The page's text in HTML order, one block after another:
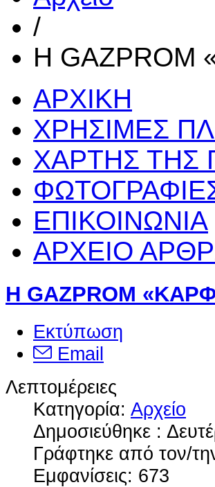
/
Η
ΑΡΧΙΚΗ
ΧΡΗΣΙΜΕΣ
ΧΑΡΤΗΣ ΤΗΣ
ΕΠΙΚΟΙΝΩΝΙΑ
ΑΡΧΕΙΟ
Η GAZPROM
Εκτύπωση
Email
Λεπτομέρειες
Κατηγορία: Αρχείο
Δημοσιεύθηκε :
Γράφτηκε από τον/
Εμφανίσεις: 673